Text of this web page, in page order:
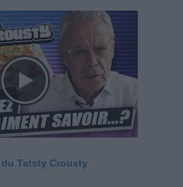
Tatsty Crousty